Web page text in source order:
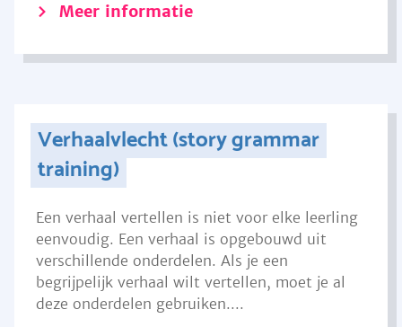
Meer informatie
Verhaalvlecht (story grammar
training)
Een verhaal vertellen is niet voor elke leerling
eenvoudig. Een verhaal is opgebouwd uit
verschillende onderdelen. Als je een
begrijpelijk verhaal wilt vertellen, moet je al
deze onderdelen gebruiken....